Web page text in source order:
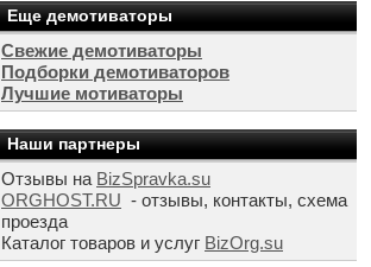
Еще демотиваторы
Свежие демотиваторы
Подборки демотиваторов
Лучшие мотиваторы
Наши партнеры
Отзывы на BizSpravka.su
ORGHOST.RU - отзывы, контакты, схема
проезда
Каталог товаров и услуг BizOrg.su